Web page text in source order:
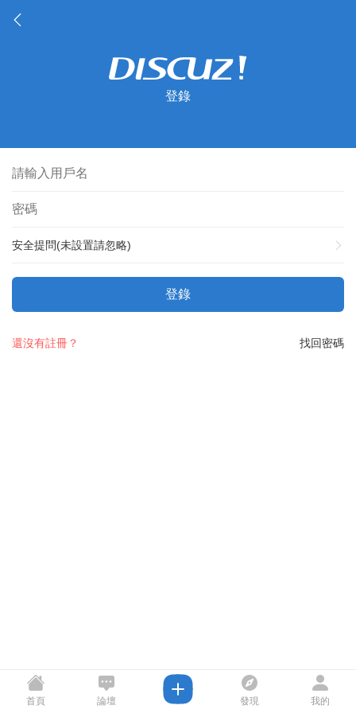
登錄
安全提問(未設置請忽略)
登錄
找回密碼
還沒有註冊？
首頁 論壇 發現 我的